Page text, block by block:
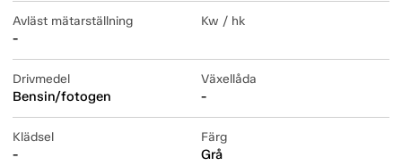
Avläst mätarställning
-
Kw / hk
Drivmedel
Bensin/fotogen
Växellåda
-
Klädsel
-
Färg
Grå